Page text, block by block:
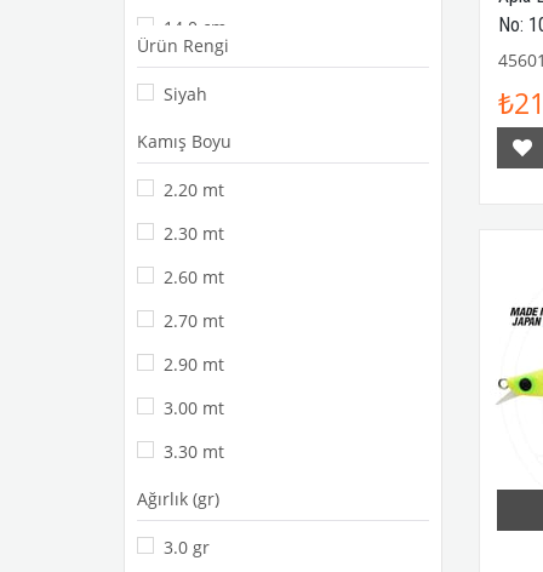
Studio Ocean Mark
MAJOR CRAFT
CUDA
Molix
LINESYSTEM
Keitech
Balıkçı / Outdoor Kıyafet
Jigging
14.0 cm
Ürün Rengi
Siyah
Kamış Boyu
2.20 mt
2.30 mt
2.60 mt
2.70 mt
2.90 mt
3.00 mt
3.30 mt
Ağırlık (gr)
3.0 gr
No: